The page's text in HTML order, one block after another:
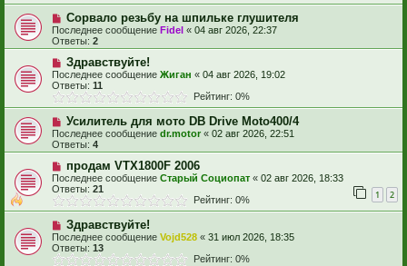
Сорвало резьбу на шпильке глушителя
Последнее сообщение Fidel « 04 авг 2026, 22:37
Ответы: 2
Здравствуйте!
Последнее сообщение Жиган « 04 авг 2026, 19:02
Ответы: 11
Рейтинг: 0%
Усилитель для мото DB Drive Moto400/4
Последнее сообщение dr.motor « 02 авг 2026, 22:51
Ответы: 4
продам VTX1800F 2006
Последнее сообщение Старый Социопат « 02 авг 2026, 18:33
Ответы: 21 1 2
Рейтинг: 0%
Здравствуйте!
Последнее сообщение Vojd528 « 31 июл 2026, 18:35
Ответы: 13
Рейтинг: 0%